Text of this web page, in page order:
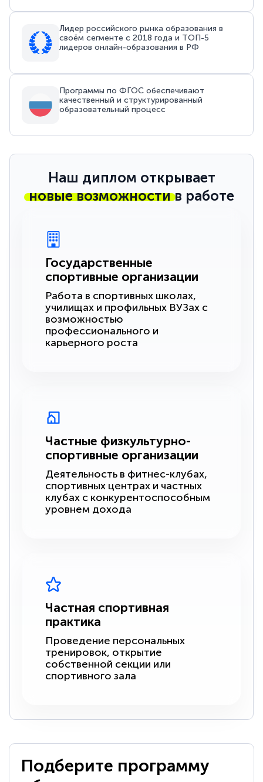
Лидер российского рынка образования в
своём сегменте с 2018 года и ТОП-5
лидеров онлайн-образования в РФ
Программы по ФГОС обеспечивают
качественный и структурированный
образовательный процесс
Наш диплом открывает
новые возможностив работе
Государственные
спортивные организации
Работа в спортивных школах,
училищах и профильных ВУЗах с
возможностью
профессионального и
карьерного роста
Частные физкультурно-
спортивные организации
Деятельность в фитнес-клубах,
спортивных центрах и частных
клубах с конкурентоспособным
уровнем дохода
Частная спортивная
практика
Проведение персональных
тренировок, открытие
собственной секции или
спортивного зала
Подберите программу